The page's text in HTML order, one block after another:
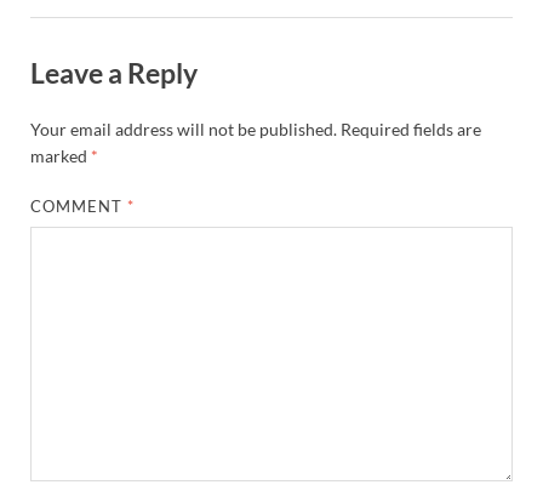
Leave a Reply
Your email address will not be published. Required fields are
marked *
COMMENT *